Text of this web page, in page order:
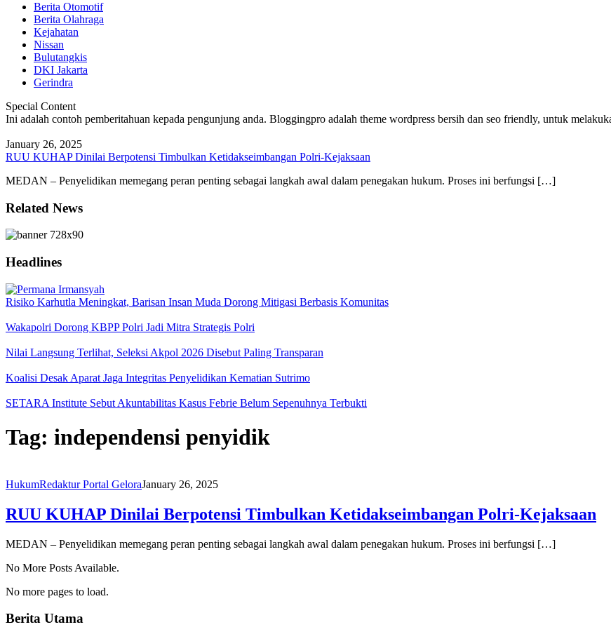
Berita Otomotif
Berita Olahraga
Kejahatan
Nissan
Bulutangkis
DKI Jakarta
Gerindra
Special Content
Ini adalah contoh pemberitahuan kepada pengunjung anda. Bloggingpro adalah theme wordpress bersih dan seo friendly, untuk
January 26, 2025
RUU KUHAP Dinilai Berpotensi Timbulkan Ketidakseimbangan Polri-Kejaksaan
MEDAN – Penyelidikan memegang peran penting sebagai langkah awal dalam penegakan hukum. Proses ini berfungsi […]
Related News
Headlines
Risiko Karhutla Meningkat, Barisan Insan Muda Dorong Mitigasi Berbasis Komunitas
Wakapolri Dorong KBPP Polri Jadi Mitra Strategis Polri
Nilai Langsung Terlihat, Seleksi Akpol 2026 Disebut Paling Transparan
Koalisi Desak Aparat Jaga Integritas Penyelidikan Kematian Sutrimo
SETARA Institute Sebut Akuntabilitas Kasus Febrie Belum Sepenuhnya Terbukti
Tag: independensi penyidik
HukumRedaktur Portal GeloraJanuary 26, 2025
RUU KUHAP Dinilai Berpotensi Timbulkan Ketidakseimbangan Polri-Kejaksaan
MEDAN – Penyelidikan memegang peran penting sebagai langkah awal dalam penegakan hukum. Proses ini berfungsi […]
No More Posts Available.
No more pages to load.
Berita Utama